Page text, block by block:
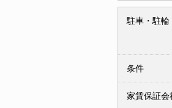
駐車・駐輪
条件
家賃保証会